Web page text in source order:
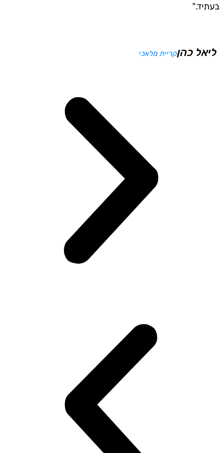
כהןקריית מלאכי